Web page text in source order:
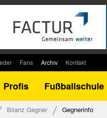
Fans
Fanbeirat
Archiv
Bilanz DFB-Pokal
Kontakt
Profis Fußballschule
Bilanz Gegner Gegnerinfo